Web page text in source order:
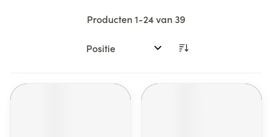
Producten1-24van39
Sorteer op: